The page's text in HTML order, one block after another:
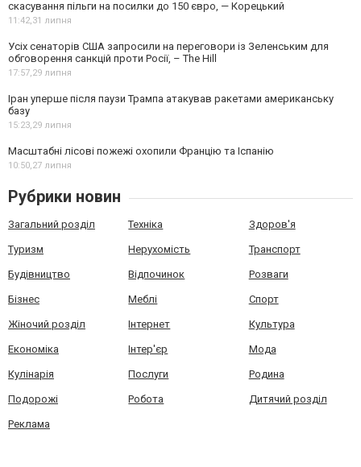
скасування пільги на посилки до 150 євро, — Корецький
11:42,31 липня
Усіх сенаторів США запросили на переговори із Зеленським для
обговорення санкцій проти Росії, – The Hill
17:57,29 липня
Іран уперше після паузи Трампа атакував ракетами американську
базу
15:23,29 липня
Масштабні лісові пожежі охопили Францію та Іспанію
10:50,27 липня
Рубрики новин
Загальний розділ Техніка Здоров'я
Туризм Нерухомість Транспорт
Будівництво Відпочинок Розваги
Бізнес Меблі Спорт
Жіночий розділ Інтернет Культура
Економіка Інтер'єр Мода
Кулінарія Послуги Родина
Подорожі Робота Дитячий розділ
Реклама